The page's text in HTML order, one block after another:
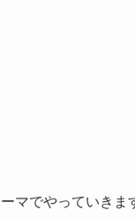
マでやっていきま